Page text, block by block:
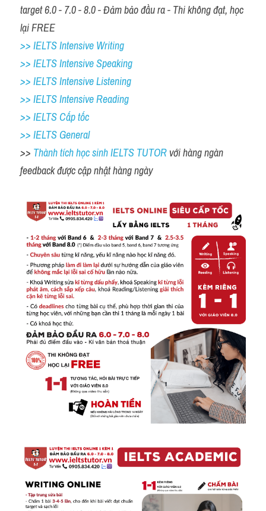
target 6.0 - 7.0 - 8.0 - Đảm bảo đầu ra - Thi không đạt, học
lại FREE
>> IELTS Intensive Writing
>> IELTS Intensive Speaking
>> IELTS Intensive Listening
>> IELTS Intensive Reading
>> IELTS Cấp tốc
>> IELTS General
>> Thành tích học sinh IELTS TUTOR với hàng ngàn
feedback được cập nhật hàng ngày